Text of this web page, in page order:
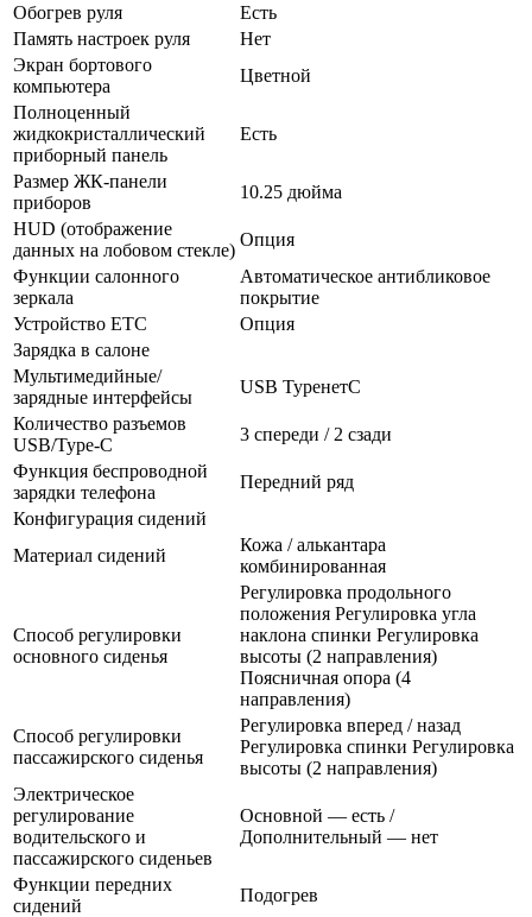
Обогрев руля
Есть
Память настроек руля
Нет
Экран бортового
компьютера
Цветной
Полноценный
жидкокристаллический
приборный панель
Есть
Размер ЖК-панели
приборов
10.25 дюйма
HUD (отображение
данных на лобовом стекле)
Опция
Функции салонного
зеркала
Автоматическое антибликовое
покрытие
Устройство ETC
Опция
Зарядка в салоне
Мультимедийные/
зарядные интерфейсы
USB TypeнетC
Количество разъемов
USB/Type-C
3 спереди / 2 сзади
Функция беспроводной
зарядки телефона
Передний ряд
Конфигурация сидений
Материал сидений
Кожа / алькантара
комбинированная
Способ регулировки
основного сиденья
Регулировка продольного
положения Регулировка угла
наклона спинки Регулировка
высоты (2 направления)
Поясничная опора (4
направления)
Способ регулировки
пассажирского сиденья
Регулировка вперед / назад
Регулировка спинки Регулировка
высоты (2 направления)
Электрическое
регулирование
водительского и
пассажирского сиденьев
Основной — есть /
Дополнительный — нет
Функции передних
сидений
Подогрев